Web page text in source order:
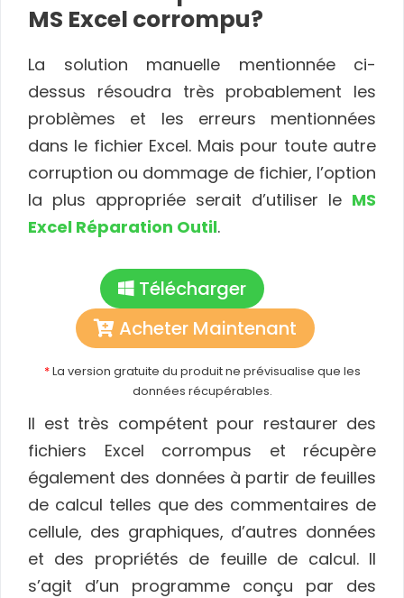
MS Excel corrompu?
La solution manuelle mentionnée ci-
dessus résoudra très probablement les
problèmes et les erreurs mentionnées
dans le fichier Excel. Mais pour toute autre
corruption ou dommage de fichier, l’option
la plus appropriée serait d’utiliser le MS
Excel Réparation Outil.
Télécharger
Acheter Maintenant
*La version gratuite du produit ne prévisualise que les
données récupérables.
Il est très compétent pour restaurer des
fichiers Excel corrompus et récupère
également des données à partir de feuilles
de calcul telles que des commentaires de
cellule, des graphiques, d’autres données
et des propriétés de feuille de calcul. Il
s’agit d’un programme conçu par des